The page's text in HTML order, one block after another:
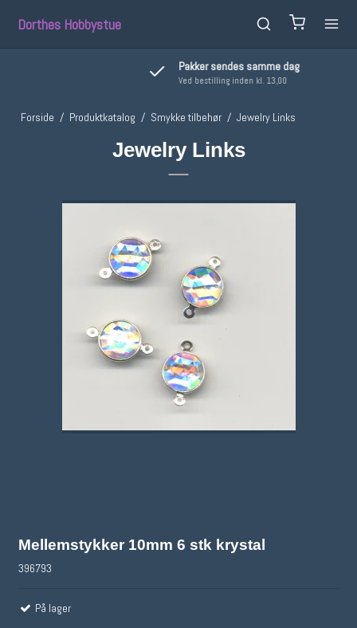
Dorthes Hobbystue
Pakker sendes samme dag
Ved bestilling inden kl. 13,00
Forside / Produktkatalog / Smykke tilbehør / Jewelry Links
Jewelry Links
Mellemstykker 10mm 6 stk krystal
396793
På lager